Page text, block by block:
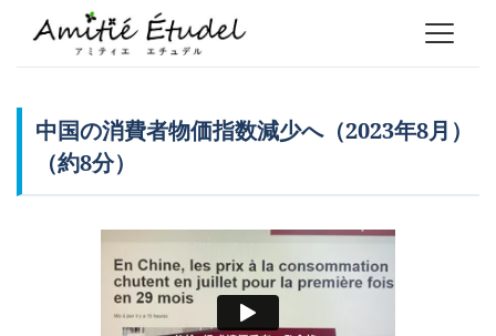
中国の消費者物価指数減少へ（2023年8月）
（約8分）